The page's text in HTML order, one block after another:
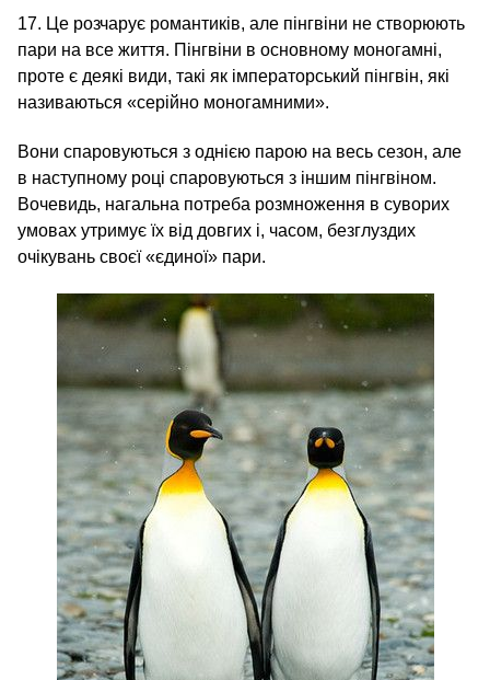
17. Це розчарує романтиків, але пінгвіни не створюють
пари на все життя. Пінгвіни в основному моногамні,
проте є деякі види, такі як імператорський пінгвін, які
називаються «серійно моногамними».
Вони спаровуються з однією парою на весь сезон, але
в наступному році спаровуються з іншим пінгвіном.
Вочевидь, нагальна потреба розмноження в суворих
умовах утримує їх від довгих і, часом, безглуздих
очікувань своєї «єдиної» пари.